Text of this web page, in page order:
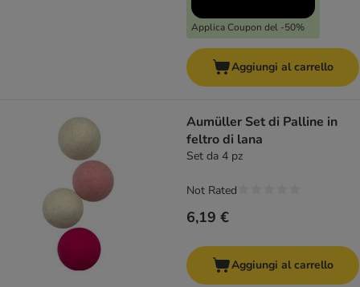
Applica Coupon del -50%
Aggiungi al carrello
Aumüller Set di Palline in
feltro di lana
Set da 4 pz
6,19 €
Not Rated
Aggiungi al carrello